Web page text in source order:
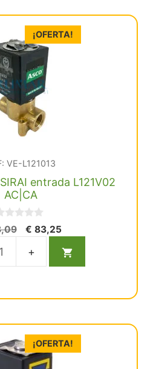
¡OFERTA!
VE-L121013
entrada L121V02
AC|CA
5
El
original
era:
€ 83,25El
actual
es:
Electroválvula
AC|CA
cantidad
¡OFERTA!